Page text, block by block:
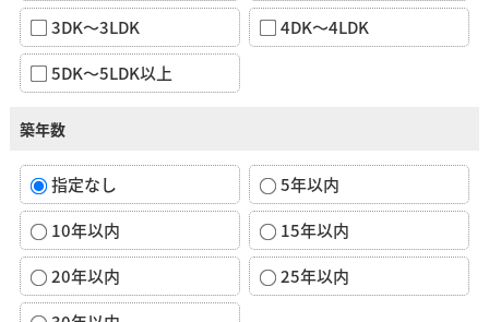
3DK～3LDK
4DK～4LDK
5DK～5LDK以上
築年数
指定なし
5年以内
10年以内
15年以内
20年以内
25年以内